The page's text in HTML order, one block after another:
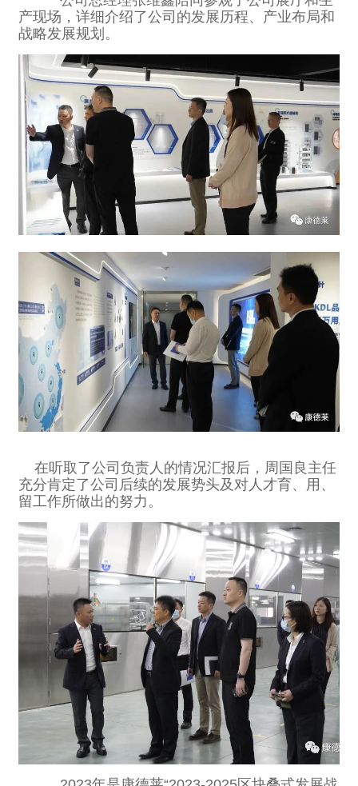
产现场，详细介绍了公司的发展历程、产业布局和
战略发展规划。
在听取了公司负责人的情况汇报后，周国良主任
充分肯定了公司后续的发展势头及对人才育、用、
留工作所做出的努力。